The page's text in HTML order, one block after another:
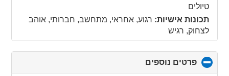
טיולים
תכונות אישיות: רגוע, אחראי, מתחשב, חברותי, אוהב
לצחוק, רגיש
פרטים נוספים
to